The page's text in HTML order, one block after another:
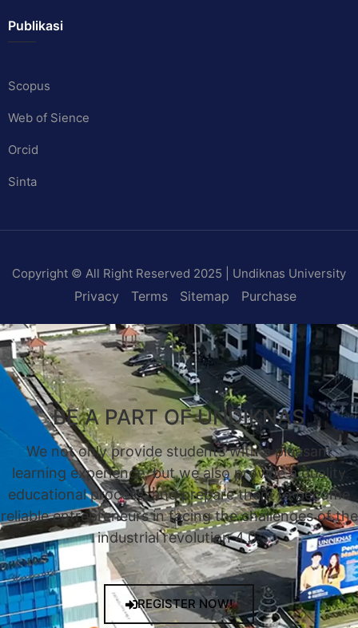
Publikasi
Scopus
Web of Sience
Orcid
Sinta
Copyright © All Right Reserved 2025 | Undiknas University
Privacy Terms Sitemap Purchase
BE A PART OF UNDIKNAS
We not only provide students with a pleasant
learning experience, but we also provide a quality
educational process, and prepare them to become
reliable entrepreneurs in facing the challenges of the
industrial revolution 4.0.
REGISTER NOW!